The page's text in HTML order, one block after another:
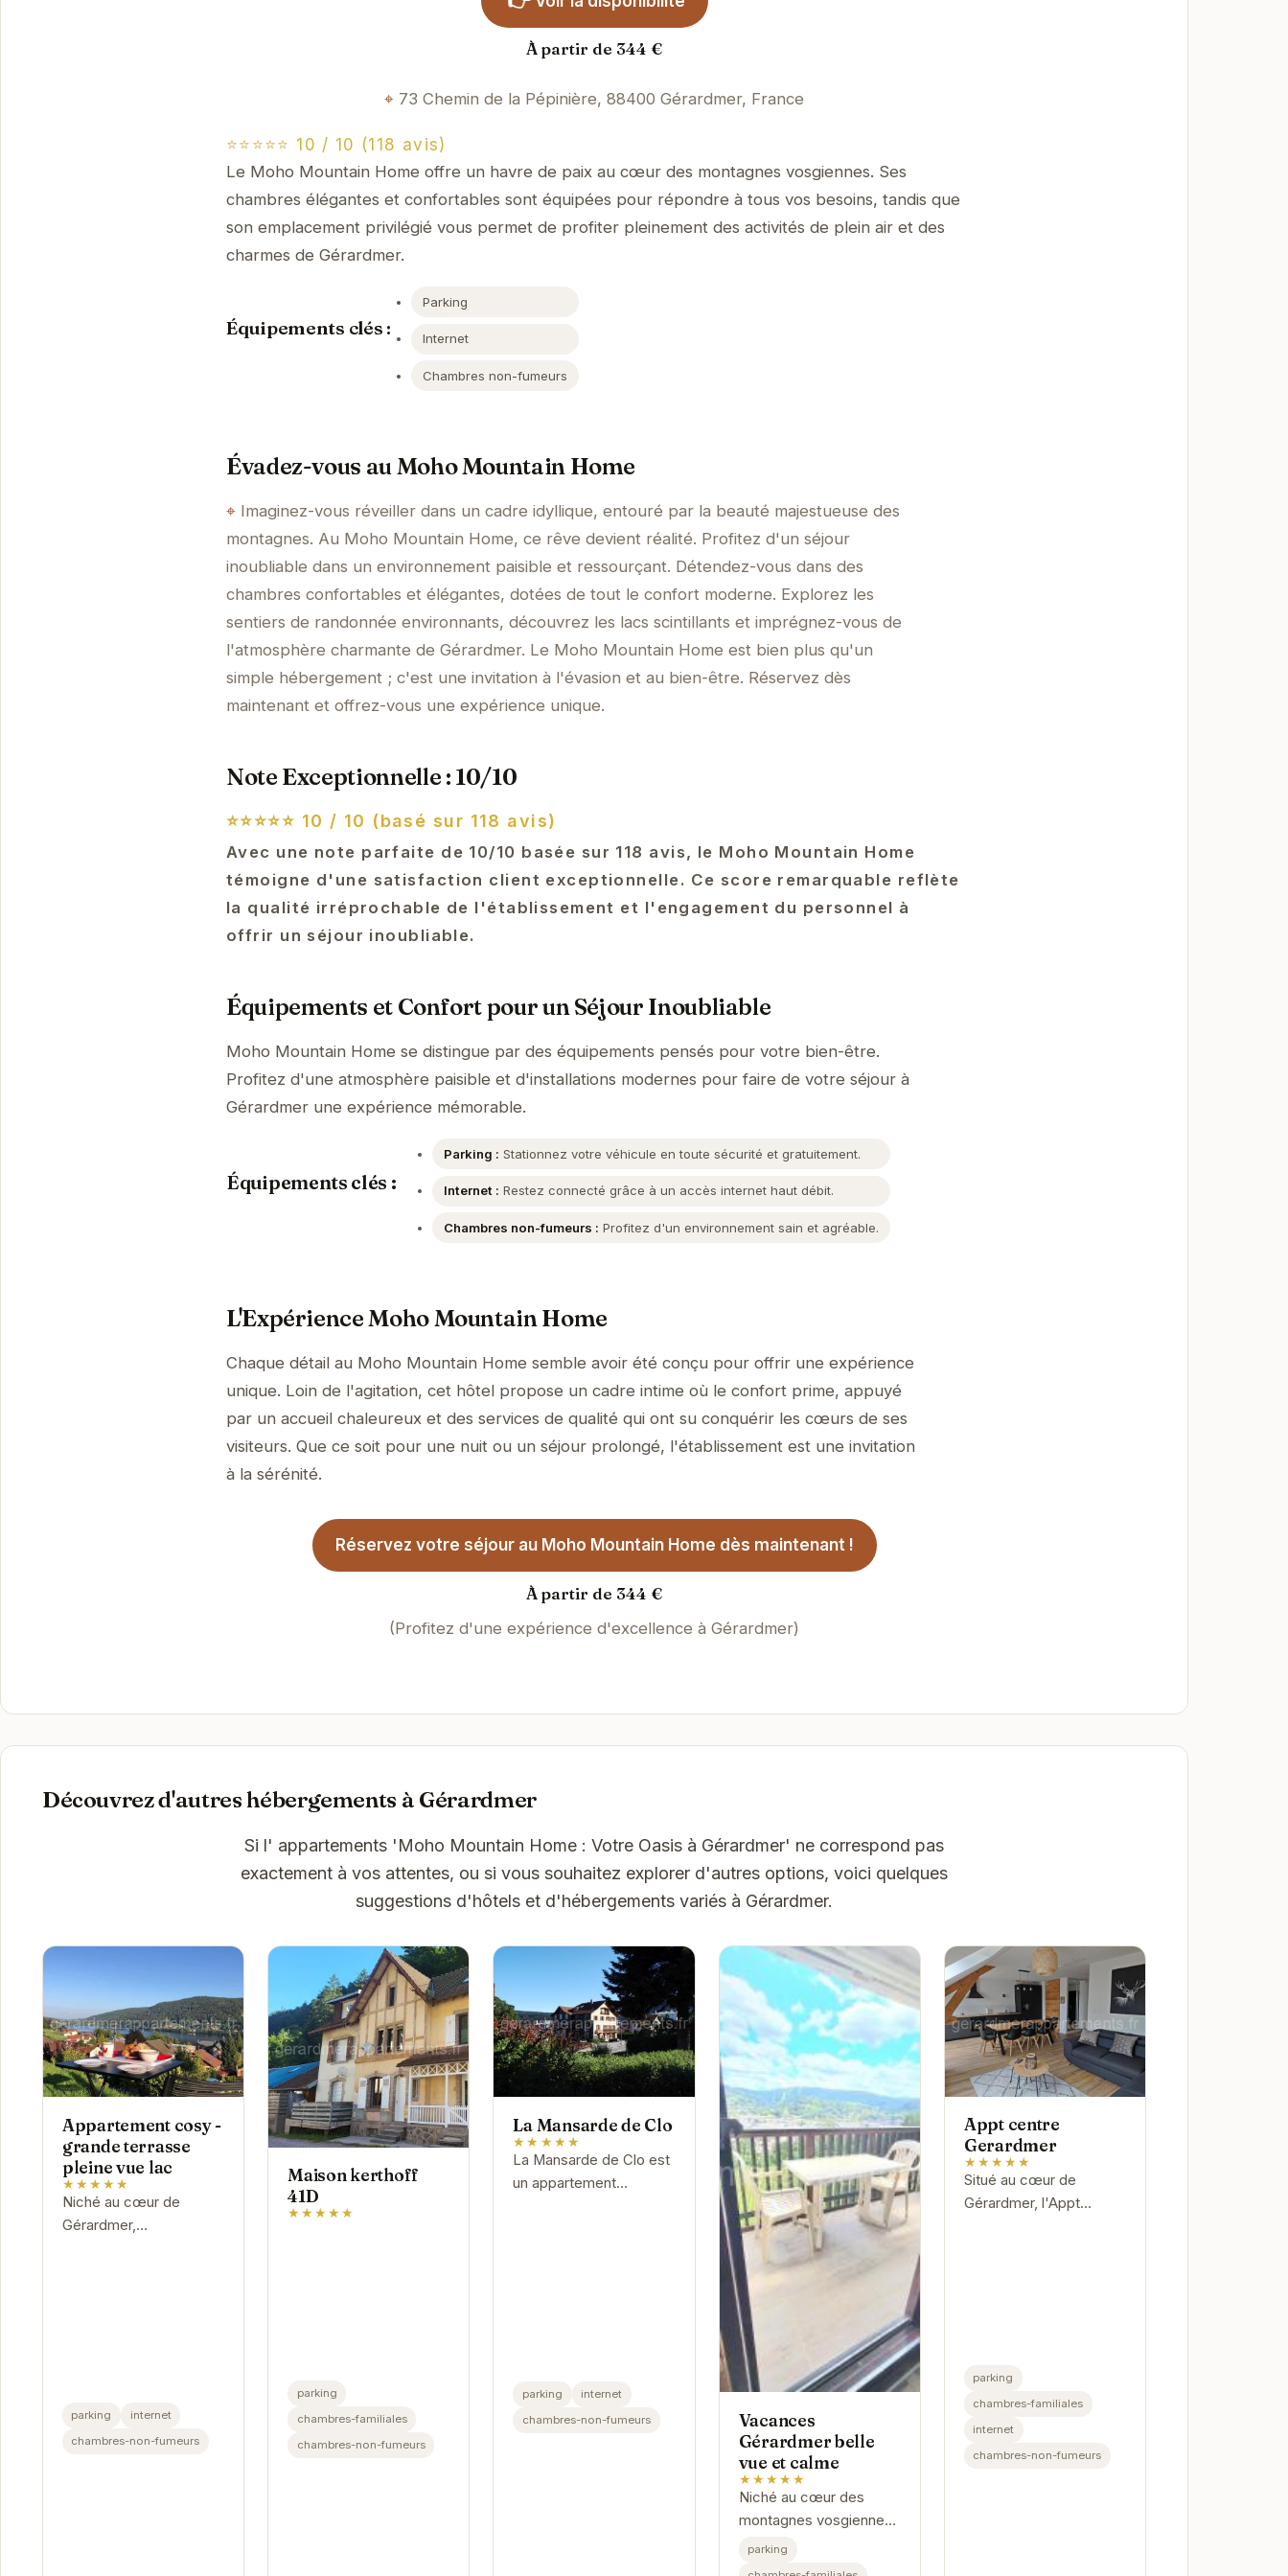
À partir de 344 €
73 Chemin de la Pépinière, 88400 Gérardmer, France
⭐⭐⭐⭐⭐ 10 / 10 (118 avis)
Le Moho Mountain Home offre un havre de paix au cœur des montagnes vosgiennes. Ses
chambres élégantes et confortables sont équipées pour répondre à tous vos besoins, tandis que
son emplacement privilégié vous permet de profiter pleinement des activités de plein air et des
charmes de Gérardmer.
Équipements clés :
Parking
Internet
Chambres non-fumeurs
Évadez-vous au Moho Mountain Home
Imaginez-vous réveiller dans un cadre idyllique, entouré par la beauté majestueuse des
montagnes. Au Moho Mountain Home, ce rêve devient réalité. Profitez d'un séjour
inoubliable dans un environnement paisible et ressourçant. Détendez-vous dans des
chambres confortables et élégantes, dotées de tout le confort moderne. Explorez les
sentiers de randonnée environnants, découvrez les lacs scintillants et imprégnez-vous de
l'atmosphère charmante de Gérardmer. Le Moho Mountain Home est bien plus qu'un
simple hébergement ; c'est une invitation à l'évasion et au bien-être. Réservez dès
maintenant et offrez-vous une expérience unique.
Note Exceptionnelle : 10/10
⭐⭐⭐⭐⭐ 10 / 10 (basé sur 118 avis)
Avec une note parfaite de 10/10 basée sur 118 avis, le Moho Mountain Home
témoigne d'une satisfaction client exceptionnelle. Ce score remarquable reflète
la qualité irréprochable de l'établissement et l'engagement du personnel à
offrir un séjour inoubliable.
Équipements et Confort pour un Séjour Inoubliable
Moho Mountain Home se distingue par des équipements pensés pour votre bien-être.
Profitez d'une atmosphère paisible et d'installations modernes pour faire de votre séjour à
Gérardmer une expérience mémorable.
Équipements clés :
Parking : Stationnez votre véhicule en toute sécurité et gratuitement.
Internet : Restez connecté grâce à un accès internet haut débit.
Chambres non-fumeurs : Profitez d'un environnement sain et agréable.
L'Expérience Moho Mountain Home
Chaque détail au Moho Mountain Home semble avoir été conçu pour offrir une expérience
unique. Loin de l'agitation, cet hôtel propose un cadre intime où le confort prime, appuyé
par un accueil chaleureux et des services de qualité qui ont su conquérir les cœurs de ses
visiteurs. Que ce soit pour une nuit ou un séjour prolongé, l'établissement est une invitation
à la sérénité.
Réservez votre séjour au Moho Mountain Home dès maintenant !
À partir de 344 €
(Profitez d'une expérience d'excellence à Gérardmer)
Découvrez d'autres hébergements à Gérardmer
Si l' appartements 'Moho Mountain Home : Votre Oasis à Gérardmer' ne correspond pas
exactement à vos attentes, ou si vous souhaitez explorer d'autres options, voici quelques
suggestions d'hôtels et d'hébergements variés à Gérardmer.
Appartement cosy -
grande terrasse
pleine vue lac
★★★★★
Niché au cœur de
Gérardmer,
parking
internet
chambres-non-fumeurs
Maison kerthoff
41D
★★★★★
parking
chambres-familiales
chambres-non-fumeurs
La Mansarde de Clo
★★★★★
La Mansarde de Clo est
un appartement
parking
internet
chambres-non-fumeurs
Vacances
Gérardmer belle
vue et calme
★★★★★
Niché au cœur des
montagnes vosgiennes,
"Vacances Gérardmer
parking
Appt centre
Gerardmer
★★★★★
Situé au cœur de
Gérardmer, l'Appt
parking
chambres-familiales
internet
chambres-non-fumeurs